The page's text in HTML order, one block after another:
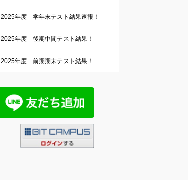
2025年度 学年末テスト結果速報！
2025年度 後期中間テスト結果！
2025年度 前期期末テスト結果！